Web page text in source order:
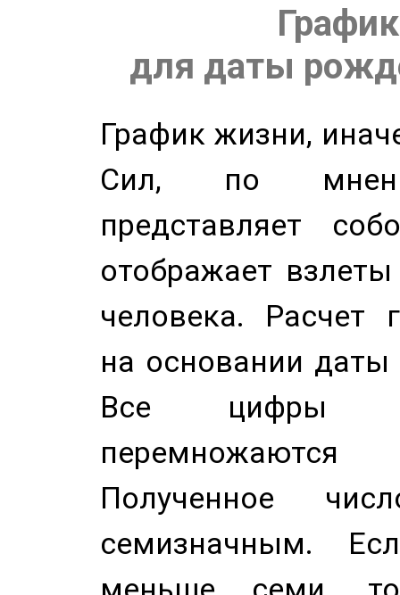
для даты
График жизни,
Сил, по
представляет
отображает
человека. Расчет
на основании
Все цифры
Полученное
семизначным.